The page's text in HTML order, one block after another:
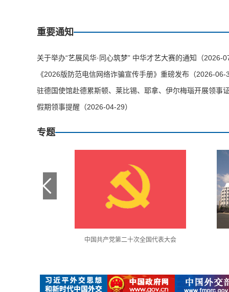
重要通知
关于举办“艺展风华·同心筑梦” 中华才艺大赛的通知（2026-
《2026版防范电信网络诈骗宣传手册》重磅发布（2026-06-
驻德国使馆赴德累斯顿、莱比锡、耶拿、伊尔梅瑙开展领事
假期领事提醒（2026-04-29）
专题
中国共产党第二十次全国代表大会